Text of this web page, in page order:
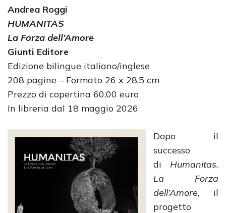
Andrea Roggi
HUMANITAS
La Forza dell’Amore
Giunti Editore
Edizione bilingue italiano/inglese
208 pagine – Formato 26 x 28,5 cm
Prezzo di copertina 60,00 euro
In libreria dal 18 maggio 2026
Dopo il
successo
di Humanitas.
La Forza
dell’Amore, il
progetto